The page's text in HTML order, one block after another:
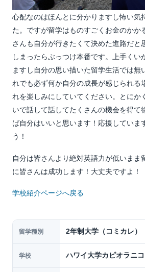
心配なのはほんとに分かりますし怖い気
た。ですが留学はものすごくお金のかか
さんも自分が行きたくて決めた進路だと
しまったらぶっつけ本番です。上手くい
ますし自分の思い描いた留学生活では無
れでも必ず何か自分の成長が感じられる
れを楽しみにしていてください。とにか
いで話して話してたくさんの機会を得て
ば自分はいいと思います！応援していま
う！
自分は皆さんより絶対英語力が低いまま
に皆さんは成功します！大丈夫ですよ！
学校紹介ページへ戻る
留学種別 2年制大学（コミカレ）
学校 ハワイ大学カピオラニ